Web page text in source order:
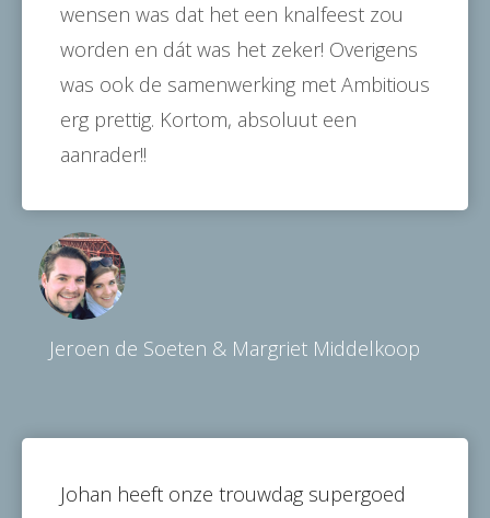
wensen was dat het een knalfeest zou
worden en dát was het zeker! Overigens
was ook de samenwerking met Ambitious
erg prettig. Kortom, absoluut een
aanrader!!
Jeroen de Soeten & Margriet Middelkoop
Johan heeft onze trouwdag supergoed